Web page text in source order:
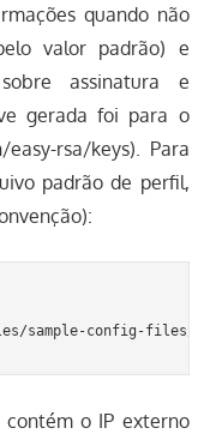
quando não
valor padrão) e
assinatura e
gerada foi para o
rsa/keys). Para
padrão de perfil,
contém o IP externo